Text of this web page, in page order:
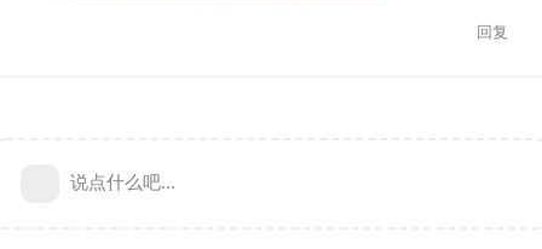
回复
说点什么吧...